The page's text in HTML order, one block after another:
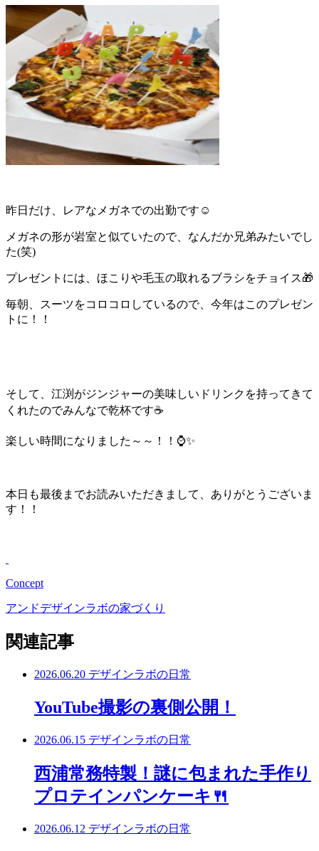
昨日だけ、レアなメガネでの出勤です☺
メガネの形が岩室と似ていたので、なんだか兄弟みたいでし
た(笑)
プレゼントには、ほこりや毛玉の取れるブラシをチョイス🎁
毎朝、スーツをコロコロしているので、今年はこのプレゼン
トに！！
そして、江渕がジンジャーの美味しいドリンクを持ってきて
くれたのでみんなで乾杯です☕
楽しい時間になりました～～！！⌚✨
本日も最後までお読みいただきまして、ありがとうございま
す！！
Concept
アンドデザインラボの家づくり
関連記事
2026.06.20 デザインラボの日常
YouTube撮影の裏側公開！
2026.06.15 デザインラボの日常
西浦常務特製！謎に包まれた手作り
プロテインパンケーキ🍴
2026.06.12 デザインラボの日常